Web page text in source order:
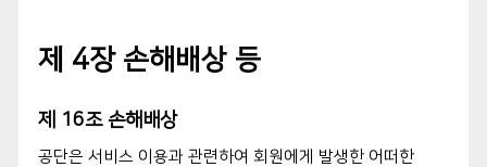
제 4장 손해배상 등
제 16조 손해배상
공단은 서비스 이용과 관련하여 회원에게 발생한 어떠한